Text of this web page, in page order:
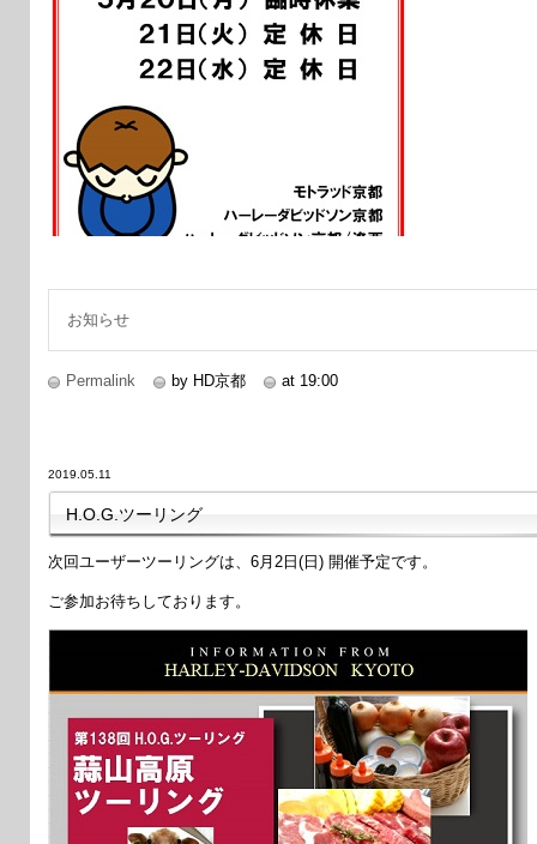
お知らせ
Permalink by HD京都 at 19:00
2019.05.11
H.O.G.ツーリング
次回ユーザーツーリングは、6月2日(日) 開催予定です。
ご参加お待ちしております。